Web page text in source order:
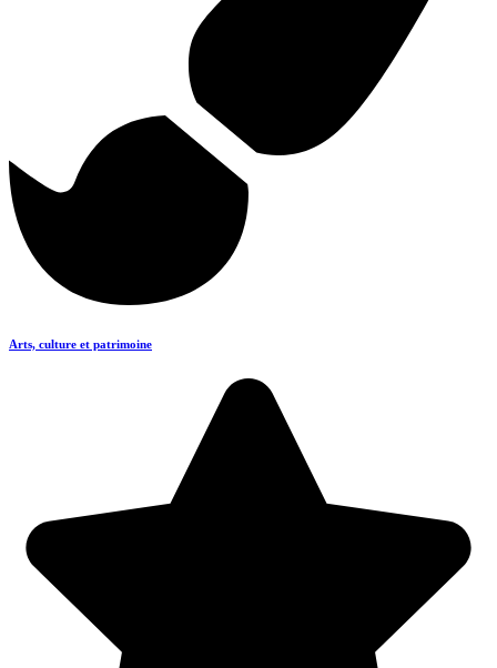
Arts, culture et patrimoine